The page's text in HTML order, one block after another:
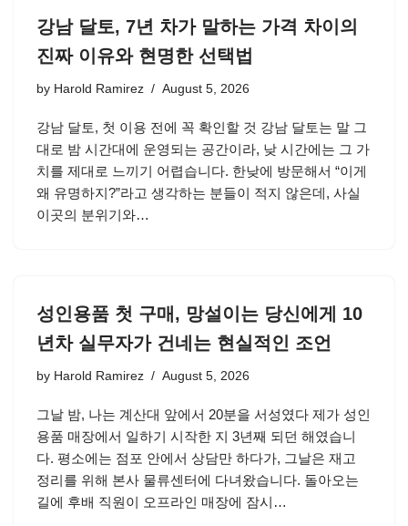
강남 달토, 7년 차가 말하는 가격 차이의
진짜 이유와 현명한 선택법
by Harold Ramirez August 5, 2026
강남 달토, 첫 이용 전에 꼭 확인할 것 강남 달토는 말 그
대로 밤 시간대에 운영되는 공간이라, 낮 시간에는 그 가
치를 제대로 느끼기 어렵습니다. 한낮에 방문해서 “이게
왜 유명하지?”라고 생각하는 분들이 적지 않은데, 사실
이곳의 분위기와…
성인용품 첫 구매, 망설이는 당신에게 10
년차 실무자가 건네는 현실적인 조언
by Harold Ramirez August 5, 2026
그날 밤, 나는 계산대 앞에서 20분을 서성였다 제가 성인
용품 매장에서 일하기 시작한 지 3년째 되던 해였습니
다. 평소에는 점포 안에서 상담만 하다가, 그날은 재고
정리를 위해 본사 물류센터에 다녀왔습니다. 돌아오는
길에 후배 직원이 오프라인 매장에 잠시…